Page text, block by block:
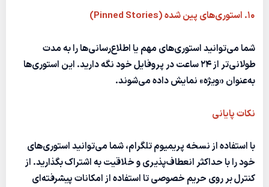
۱۰. استوری‌های پین شده (Pinned Stories)
شما می‌توانید استوری‌های مهم یا اطلاع‌رسانی‌ها را به مدت
طولانی‌تر از ۲۴ ساعت در پروفایل خود نگه دارید. این استوری‌ها
به‌عنوان «ویژه» نمایش داده می‌شوند.
نکات پایانی
با استفاده از نسخه پریمیوم تلگرام، شما می‌توانید استوری‌های
خود را با حداکثر انعطاف‌پذیری و خلاقیت به اشتراک بگذارید. از
کنترل بر روی حریم خصوصی تا استفاده از امکانات پیشرفته‌ای